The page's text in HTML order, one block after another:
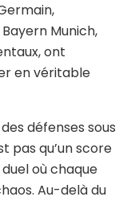
Munich,
ont
en véritable
défenses sous
pas qu’un score
où chaque
Au-delà du